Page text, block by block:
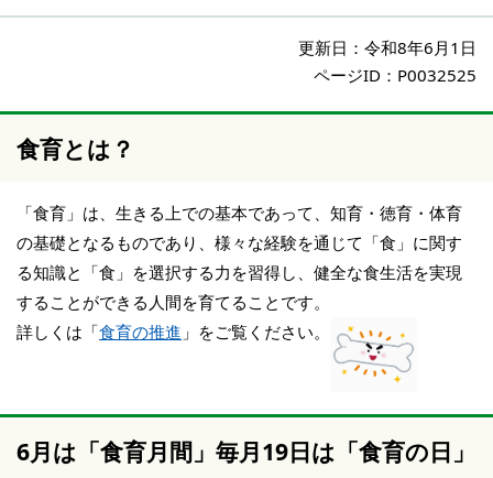
更新日： 令和8年6月1日
ページID：P0032525
食育とは？
「食育」は、生きる上での基本であって、知育・徳育・体育
の基礎となるものであり、様々な経験を通じて「食」に関す
る知識と「食」を選択する力を習得し、健全な食生活を実現
することができる人間を育てることです。
詳しくは「食育の推進 」をご覧ください。
6月は「食育月間」毎月19日は「食育の日」